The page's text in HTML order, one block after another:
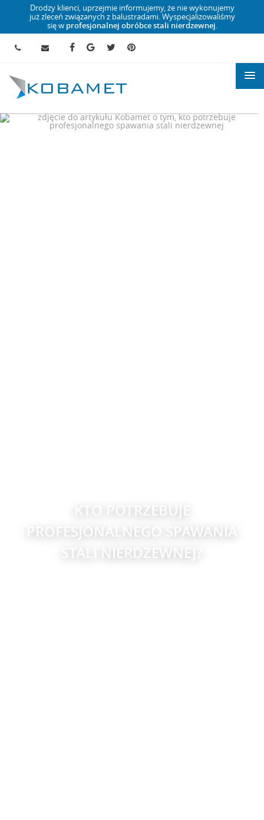
Drodzy klienci, uprzejmie informujemy, że nie wykonujemy
już zleceń związanych z balustradami. Wyspecjalizowaliśmy
się w profesjonalnej obróbce stali nierdzewnej.
KTO POTRZEBUJE
PROFESJONALNEGO SPAWANIA
STALI NIERDZEWNEJ?